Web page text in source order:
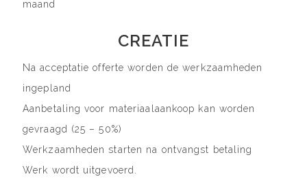
maand
CREATIE
Na acceptatie offerte worden de werkzaamheden
ingepland
Aanbetaling voor materiaalaankoop kan worden
gevraagd (25 – 50%)
Werkzaamheden starten na ontvangst betaling
Werk wordt uitgevoerd.